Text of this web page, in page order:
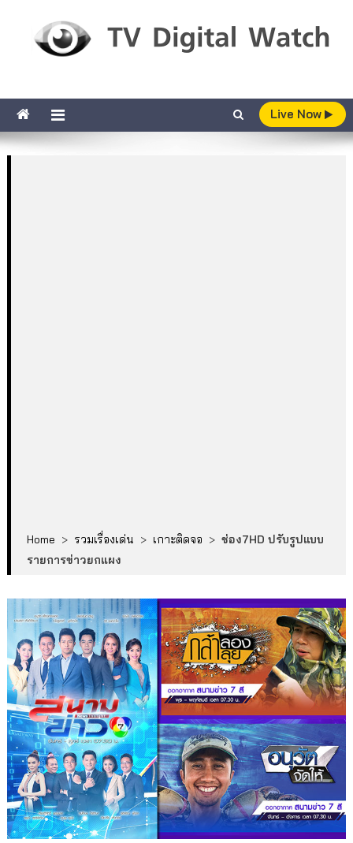
Live Now
Home > รวมเรื่องเด่น > เกาะติดจอ > ช่อง7HD ปรับรูปแบบ
รายการข่าวยกแผง